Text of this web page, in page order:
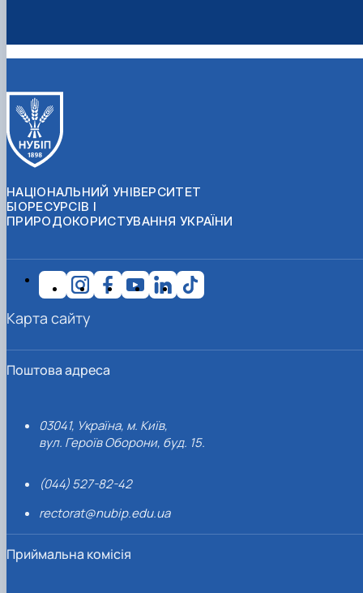
НАЦІОНАЛЬНИЙ УНІВЕРСИТЕТ
БІОРЕСУРСІВ І
ПРИРОДОКОРИСТУВАННЯ УКРАЇНИ
Поштова адреса
03041, Україна, м. Київ,
вул. Героїв Оборони, буд. 15.
(044) 527-82-42
rectorat@nubip.edu.ua
Приймальна комісія
Карта сайту